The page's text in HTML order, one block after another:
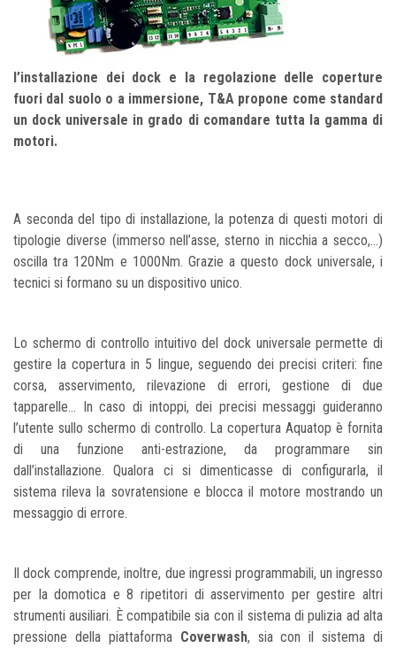
l’installazione dei dock e la regolazione delle coperture
fuori dal suolo o a immersione, T&A propone come standard
un dock universale in grado di comandare tutta la gamma di
motori.
A seconda del tipo di installazione, la potenza di questi motori di
tipologie diverse (immerso nell’asse, sterno in nicchia a secco,…)
oscilla tra 120Nm e 1000Nm. Grazie a questo dock universale, i
tecnici si formano su un dispositivo unico.
Lo schermo di controllo intuitivo del dock universale permette di
gestire la copertura in 5 lingue, seguendo dei precisi criteri: fine
corsa, asservimento, rilevazione di errori, gestione di due
tapparelle… In caso di intoppi, dei precisi messaggi guideranno
l’utente sullo schermo di controllo. La copertura Aquatop è fornita
di una funzione anti-estrazione, da programmare sin
dall’installazione. Qualora ci si dimenticasse di configurarla, il
sistema rileva la sovratensione e blocca il motore mostrando un
messaggio di errore.
Il dock comprende, inoltre, due ingressi programmabili, un ingresso
per la domotica e 8 ripetitori di asservimento per gestire altri
strumenti ausiliari. È compatibile sia con il sistema di pulizia ad alta
pressione della piattaformaCoverwash, sia con il sistema di